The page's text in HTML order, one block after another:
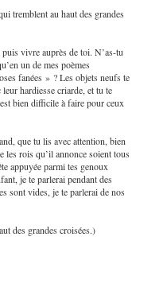
tremblent au haut des grandes
vivre auprès de toi. N’as-tu
un de mes poèmes
fanées » ? Les objets neufs te
hardiesse criarde, et tu te
bien difficile à faire pour ceux
que tu lis avec attention, bien
les rois qu’il annonce soient tous
appuyée parmi tes genoux
je te parlerai pendant des
sont vides, je te parlerai de nos
des grandes croisées.)